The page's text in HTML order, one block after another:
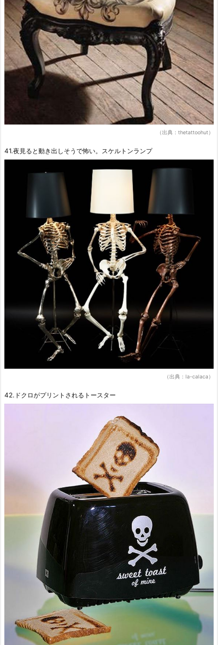
（出典：thetattoohut）
41.夜見ると動き出しそうで怖い。スケルトンランプ
（出典：la-calaca）
42.ドクロがプリントされるトースター